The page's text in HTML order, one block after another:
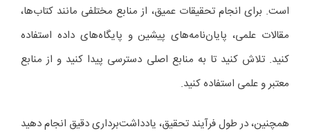
است. برای انجام تحقیقات عمیق، از منابع مختلفی مانند کتاب‌ها،
مقالات علمی، پایان‌نامه‌های پیشین و پایگاه‌های داده استفاده
کنید. تلاش کنید تا به منابع اصلی دسترسی پیدا کنید و از منابع
معتبر و علمی استفاده کنید.
همچنین، در طول فرآیند تحقیق، یادداشت‌برداری دقیق انجام دهید